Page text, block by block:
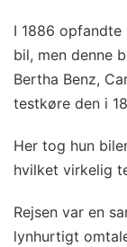
I 1886
bil, men denne
Bertha Benz,
testkøre den i
Her tog hun
hvilket virkelig
Rejsen var en
lynhurtigt